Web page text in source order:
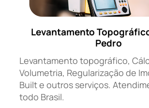
Levantamento
Pedro
Levantamento topográfico,
Volumetria, Regularização de
Built e outros serviços.
todo Brasil.